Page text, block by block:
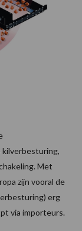
kilverbesturing,
Met
zijn vooral de
erg
via importeurs.